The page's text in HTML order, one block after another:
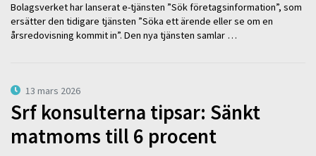
Bolagsverket har lanserat e-tjänsten ”Sök företagsinformation”, som
ersätter den tidigare tjänsten ”Söka ett ärende eller se om en
årsredovisning kommit in”. Den nya tjänsten samlar …
13 mars 2026
Srf konsulterna tipsar: Sänkt
matmoms till 6 procent